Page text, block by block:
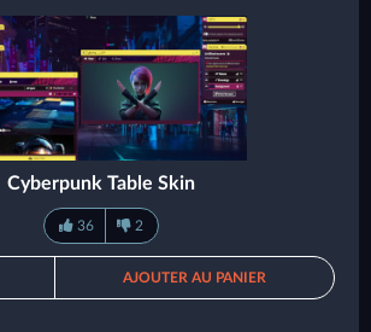
Cyberpunk Table Skin
36 2
AJOUTER AU PANIER